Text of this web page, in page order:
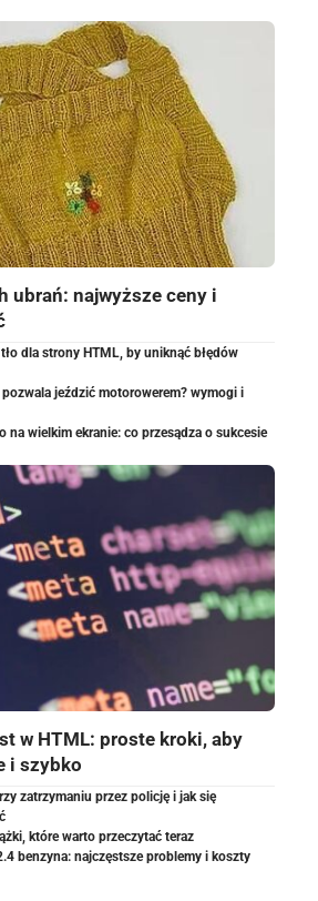
ubrań: najwyższe ceny i
dla strony HTML, by uniknąć błędów
jeździć motorowerem? wymogi i
na wielkim ekranie: co przesądza o sukcesie
w HTML: proste kroki, aby
i szybko
zatrzymaniu przez policję i jak się
które warto przeczytać teraz
benzyna: najczęstsze problemy i koszty